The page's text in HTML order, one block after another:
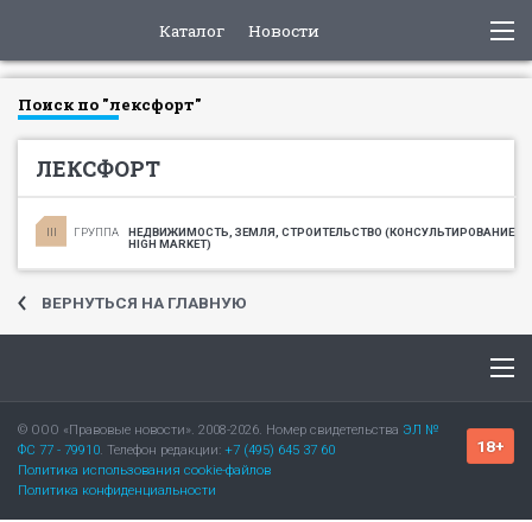
Каталог Новости
Поиск по "лексфорт"
ЛЕКСФОРТ
ГРУППА
НЕДВИЖИМОСТЬ, ЗЕМЛЯ, СТРОИТЕЛЬСТВО (КОНСУЛЬТИРОВАНИЕ
HIGH MARKET)
ВЕРНУТЬСЯ НА ГЛАВНУЮ
© ООО «Правовые новости». 2008-2026. Номер свидетельства ЭЛ №
ФС 77 - 79910. Телефон редакции: +7 (495) 645 37 60
Политика использования cookie-файлов
Политика конфиденциальности
18+